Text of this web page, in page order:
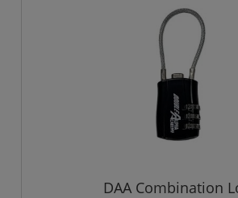
DAA Combination